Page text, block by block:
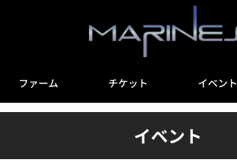
ファーム チケット イベント
イベント